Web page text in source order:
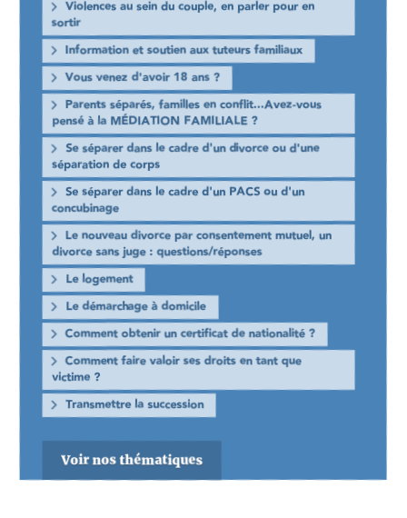
Violences au sein du couple, en parler pour en
sortir
Information et soutien aux tuteurs familiaux
Vous venez d'avoir 18 ans ?
Parents séparés, familles en conflit...Avez-vous
pensé à la MÉDIATION FAMILIALE ?
Se séparer dans le cadre d'un divorce ou d'une
séparation de corps
Se séparer dans le cadre d'un PACS ou d'un
concubinage
Le nouveau divorce par consentement mutuel, un
divorce sans juge : questions/réponses
Le logement
Le démarchage à domicile
Comment obtenir un certificat de nationalité ?
Comment faire valoir ses droits en tant que
victime ?
Transmettre la succession
Voir nos thématiques